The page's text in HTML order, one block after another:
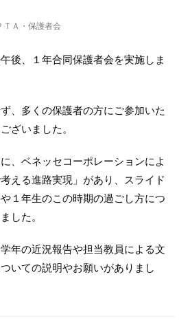
ＴＡ・保護者会
後、１年合同保護者会を実施しま
、多くの保護者の方にご参加いた
ざいました。
、ベネッセコーポレーションによ
える進路実現」があり、スライド
１年生のこの時期の過ごし方につ
した。
年の近況報告や担当教員による文
いての説明やお願いがありまし